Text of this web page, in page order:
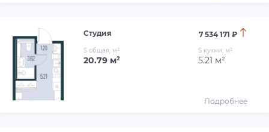
Студия 7 534 171 ₽
S общая, м²
20.79 м²
S кухни, м²
5.21 м²
Подробнее